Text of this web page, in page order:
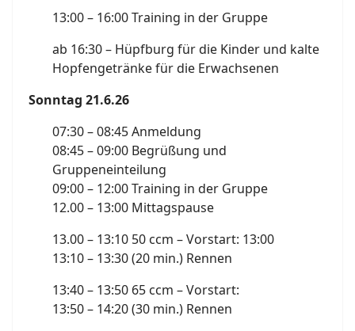
13:00 – 16:00 Training in der Gruppe
ab 16:30 – Hüpfburg für die Kinder und kalte
Hopfengetränke für die Erwachsenen
Sonntag 21.6.26
07:30 – 08:45 Anmeldung
08:45 – 09:00 Begrüßung und
Gruppeneinteilung
09:00 – 12:00 Training in der Gruppe
12.00 – 13:00 Mittagspause
13.00 – 13:10 50 ccm – Vorstart: 13:00
13:10 – 13:30 (20 min.) Rennen
13:40 – 13:50 65 ccm – Vorstart:
13:50 – 14:20 (30 min.) Rennen